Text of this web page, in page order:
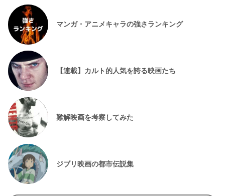
マンガ・アニメキャラの強さランキング
【連載】カルト的人気を誇る映画たち
難解映画を考察してみた
ジブリ映画の都市伝説集